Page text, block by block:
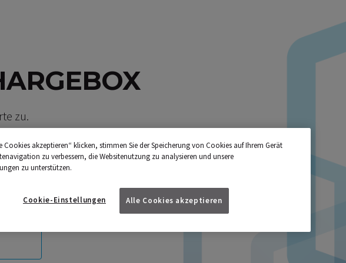
zu.
Cookies akzeptieren“ klicken, stimmen Sie der Speicherung von Cookies auf Ihrem Gerät
zu verbessern, die Websitenutzung zu analysieren und unsere
zu unterstützen.
Alle Cookies akzeptieren
Cookie-Einstellungen